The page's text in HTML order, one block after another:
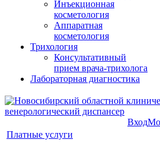
Инъекционная
косметология
Аппаратная
косметология
Трихология
Консультативный
прием врача-трихолога
Лабораторная диагностика
Вход
Платные услуги